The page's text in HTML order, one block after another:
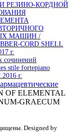
РЕЗИНО-КОРДНОЙ
МАШИН /
CORD SHELL
г.
сочинений
stile fortepiano
г.
OF ELEMENTAL
GRAECUM
Designed by